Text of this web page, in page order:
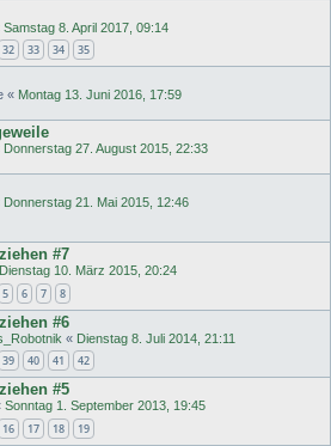
Samstag 8. April 2017, 09:14
32 33 34 35
« Montag 13. Juni 2016, 17:59
Donnerstag 27. August 2015, 22:33
Donnerstag 21. Mai 2015, 12:46
#7
Dienstag 10. März 2015, 20:24
5 6 7 8
#6
« Dienstag 8. Juli 2014, 21:11
39 40 41 42
#5
Sonntag 1. September 2013, 19:45
16 17 18 19